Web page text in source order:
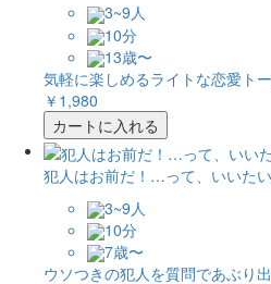
3~9人
10分
13歳〜
気軽に楽しめるライトな恋愛ト
￥1,980
カートに入れる
犯人はお前だ！…って、いいた
3~9人
10分
7歳〜
ウソつきの犯人を質問であぶり出